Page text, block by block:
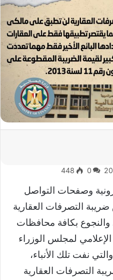
0
448
وصفحات التواصل
التصرفات العقارية
بكافة محافظات
لمجلس الوزراء
نفت تلك الأنباء،
التصرفات العقارية